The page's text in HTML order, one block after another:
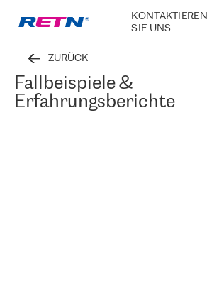
KONTAKTIEREN
SIE UNS
ZURÜCK
Fallbeispiele &
Erfahrungsberichte